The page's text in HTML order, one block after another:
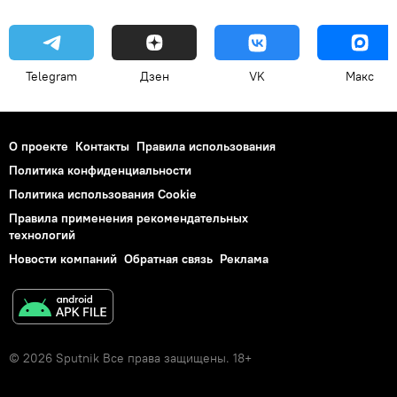
Telegram Дзен VK Макс
О проекте Контакты Правила использования
Политика конфиденциальности
Политика использования Cookie
Правила применения рекомендательных
технологий
Новости компаний Обратная связь Реклама
© 2026 Sputnik Все права защищены. 18+